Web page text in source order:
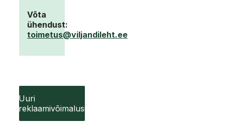
Võta
ühendust:
toimetus@viljandileht.ee
Uuri
reklaamivõimalusi